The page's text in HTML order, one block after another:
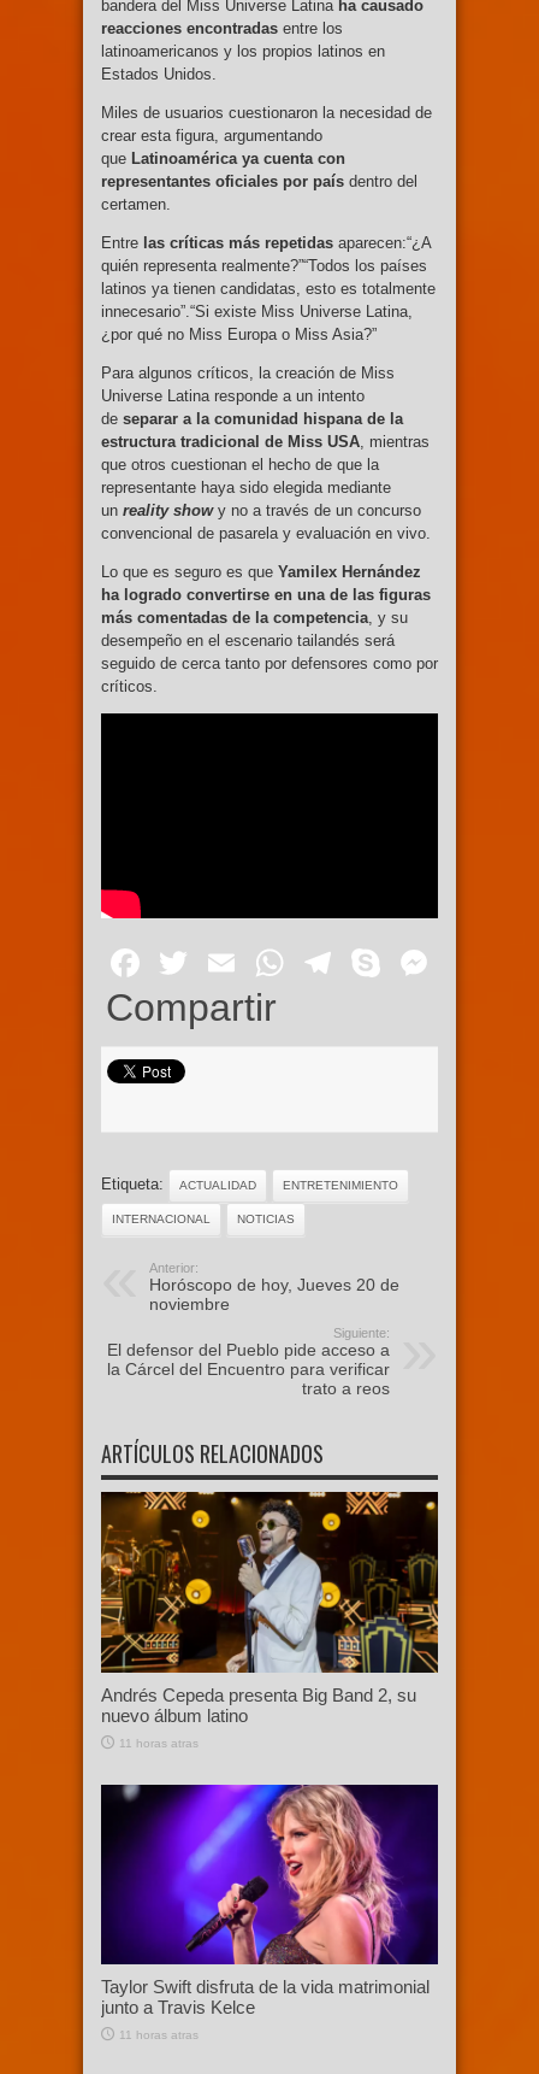
bandera del Miss Universe Latina ha causado
reacciones encontradas entre los
latinoamericanos y los propios latinos en
Estados Unidos.
Miles de usuarios cuestionaron la necesidad de
crear esta figura, argumentando
que Latinoamérica ya cuenta con
representantes oficiales por país dentro del
certamen.
Entre las críticas más repetidas aparecen:“¿A
quién representa realmente?”“Todos los países
latinos ya tienen candidatas, esto es totalmente
innecesario”.“Si existe Miss Universe Latina,
¿por qué no Miss Europa o Miss Asia?”
Para algunos críticos, la creación de Miss
Universe Latina responde a un intento
de separar a la comunidad hispana de la
estructura tradicional de Miss USA , mientras
que otros cuestionan el hecho de que la
representante haya sido elegida mediante
un reality showy no a través de un concurso
convencional de pasarela y evaluación en vivo.
Lo que es seguro es que Yamilex Hernández
ha logrado convertirse en una de las figuras
más comentadas de la competencia , y su
desempeño en el escenario tailandés será
seguido de cerca tanto por defensores como por
críticos.
Facebook
Twitter
EmailWhatsApp
Telegram
Skype
Compartir
Etiqueta: ACTUALIDAD ENTRETENIMIENTO
INTERNACIONAL NOTICIAS
Anterior:
Horóscopo de hoy, Jueves 20 de
noviembre
Siguiente:
El defensor del Pueblo pide acceso a
la Cárcel del Encuentro para verificar
trato a reos
ARTÍCULOS RELACIONADOS
Andrés Cepeda presenta Big Band 2, su
nuevo álbum latino
11 horas atras
Taylor Swift disfruta de la vida matrimonial
junto a Travis Kelce
11 horas atras